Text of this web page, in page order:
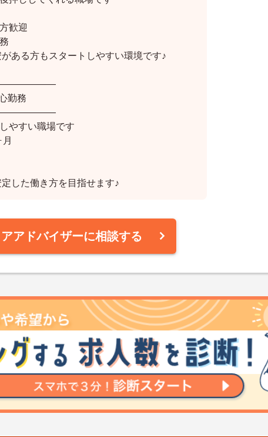
歓迎
ある方もスタートしやすい環境です♪
勤務
やすい職場です
した働き方を目指せます♪
アドバイザーに相談する